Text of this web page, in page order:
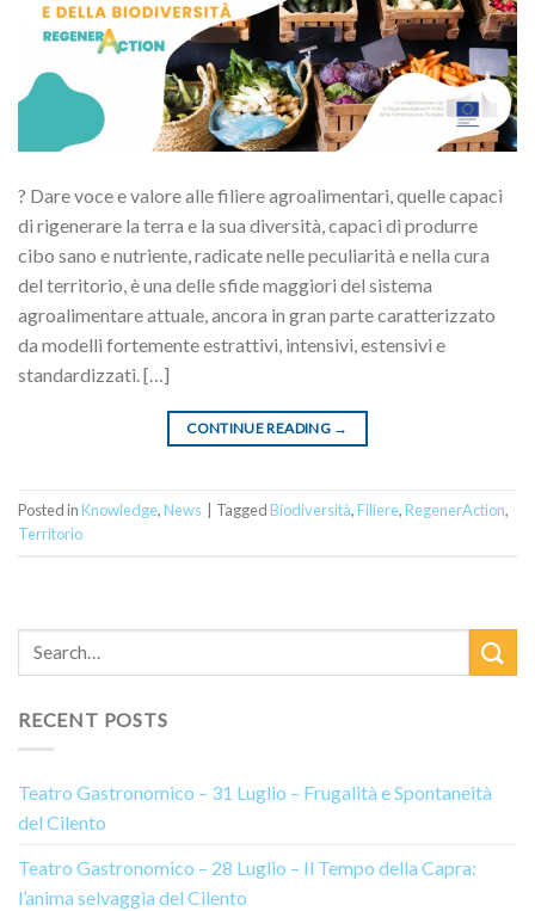
? Dare voce e valore alle filiere agroalimentari, quelle capaci
di rigenerare la terra e la sua diversità, capaci di produrre
cibo sano e nutriente, radicate nelle peculiarità e nella cura
del territorio, è una delle sfide maggiori del sistema
agroalimentare attuale, ancora in gran parte caratterizzato
da modelli fortemente estrattivi, intensivi, estensivi e
standardizzati. […]
CONTINUE READING →
Posted in Knowledge, News Tagged Biodiversità, Filiere, RegenerAction,
Territorio
RECENT POSTS
Teatro Gastronomico – 31 Luglio – Frugalità e Spontaneità
del Cilento
Teatro Gastronomico – 28 Luglio – Il Tempo della Capra:
l’anima selvaggia del Cilento